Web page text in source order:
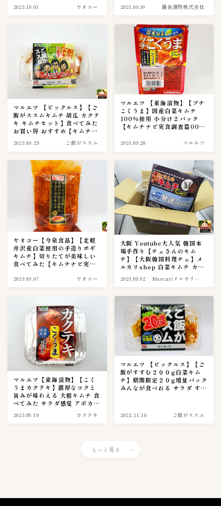
bibigo（ビビゴ） 1
こだわりキムチ 1
ご飯がススム 9
イェソダム 1
チョンカ（宗家） 6
ハンウル 1
モランボン 4
全羅道
吉野家キムチ 1
大阪鶴橋キムチ王
宗家（チョンガ）
李朝園 1
東海漬物 2
株式会社三輝 2
韓国農協 1
黄さんの手造りキムチ
CJ FOODS 1
カナモト商品 1
キムフーズ 0
ピックルスホールディングス
備後漬物株式会社 4
大象株式会社 4
有限会社高麗物産 1
3
2023.10.01 ヤオコー 2023.09.30 備後漬物株式会社
マルエツ 【ピックルス】【ご
飯がススムキムチ 胡瓜 カクテ
キ キムチセット】食べてみた
お買い得 おすすめ【キムチナ
ビ実食調査篇0016話】
2023.09.29 ご飯がススム
マルエツ 【東海漬物】【プチ
こくうま】国産白菜キムチ
100％使用 小分け２パック
【キムチナビ実食調査篇0015
2023.09.28 マルエツ
ヤオコー【今泉食品】【北軽
井沢産白菜使用の手造りポギ
キムチ】切りたてが美味しい
食べてみた【キムチナビ実食
2023.09.07 ヤオコー
大阪 Youtube大人気 韓国本
場手作り【チェさんのキム
チ】【大阪韓国料理チェ】メ
ルカリshop 白菜キムチ カク
テキ ネギキムチを買ってみた
2023.09.02
Mercariメルカリ
マルエツ【東海漬物】【こく
うまカクテキ】濃厚なコクと
旨みが味わえる 大根キムチ 食
べてみた サラダ感覚 アボカド
ビ実食調査篇0013話】
2023.05.19 カクテキ
マルエツ 【ピックルス】【ご
飯がすすむ２００g白菜キム
チ】期間限定２０g増量パック
みんなが食べれる サラダ すー
2022.11.16 ご飯がススム
もっと見る